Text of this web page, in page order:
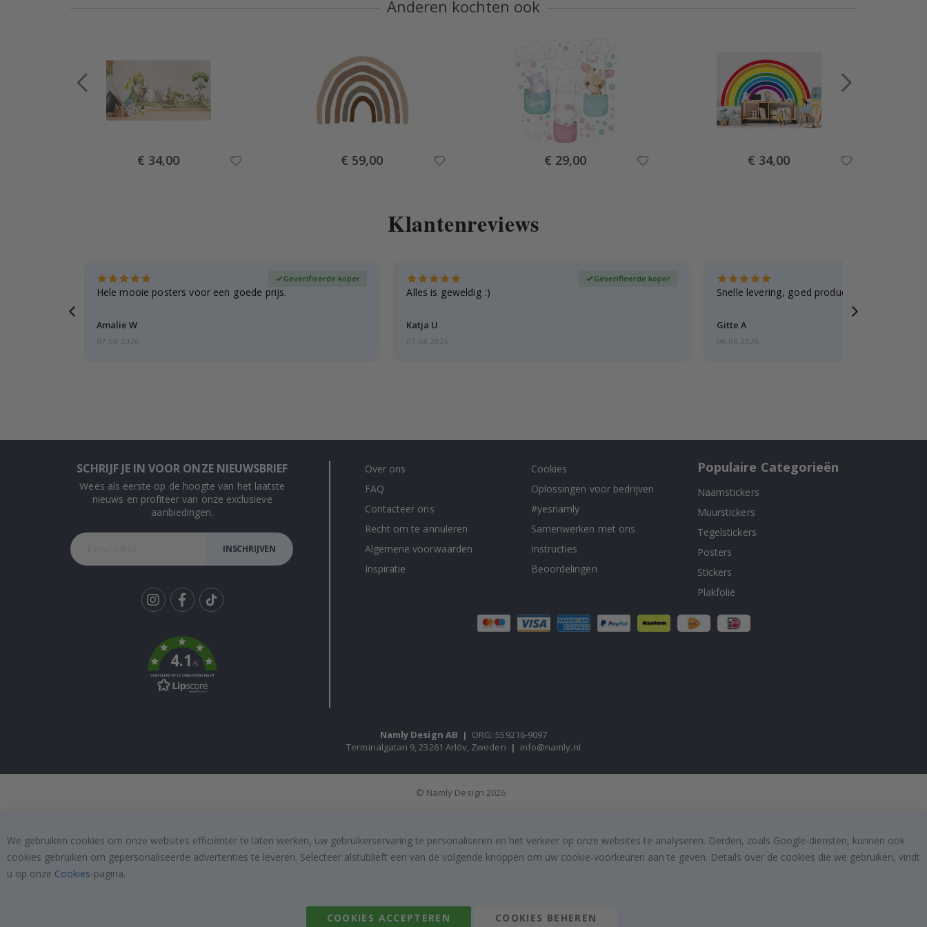
Anderen kochten ook
Special
Price
€ 34,00 Special
Price
€ 59,00 Special
Price
€ 29,00 Special
Price
€ 34,00
Klantenreviews
Hele mooie posters voor een goede prijs.
Amalie W
Geverifieerde koper
07.08.2026
Alles is geweldig :)
Katja U
Geverifieerde koper
07.08.2026
Snelle levering, goed product
Gitte A
06.08.2026
SCHRIJF JE IN VOOR ONZE NIEUWSBRIEF
Wees als eerste op de hoogte van het laatste
nieuws en profiteer van onze exclusieve
aanbiedingen.
INSCHRIJVEN
k
4.1/5
GEBASEERD OP 1029 BEOORDELINGEN
Over ons
FAQ
Contacteer ons
Recht om te annuleren
Algemene voorwaarden
Inspiratie
Cookies
Oplossingen voor bedrijven
#yesnamly
Samenwerken met ons
Instructies
Beoordelingen
Populaire Categorieën
Naamstickers
Muurstickers
Tegelstickers
Posters
Stickers
Plakfolie
Namly Design AB | ORG: 559216-9097
Terminalgatan 9, 23261 Arlöv, Zweden | info@namly.nl
© Namly Design 2026
We gebruiken cookies om onze websites efficiënter te laten werken, uw gebruikerservaring te personaliseren en het verkeer op onze websites te analyseren. Derden, zoals Google-diensten, kunnen ook
cookies gebruiken om gepersonaliseerde advertenties te leveren. Selecteer alstublieft een van de volgende knoppen om uw cookie-voorkeuren aan te geven. Details over de cookies die we gebruiken, vindt
u op onze Cookies-pagina.
COOKIES ACCEPTEREN COOKIES BEHEREN